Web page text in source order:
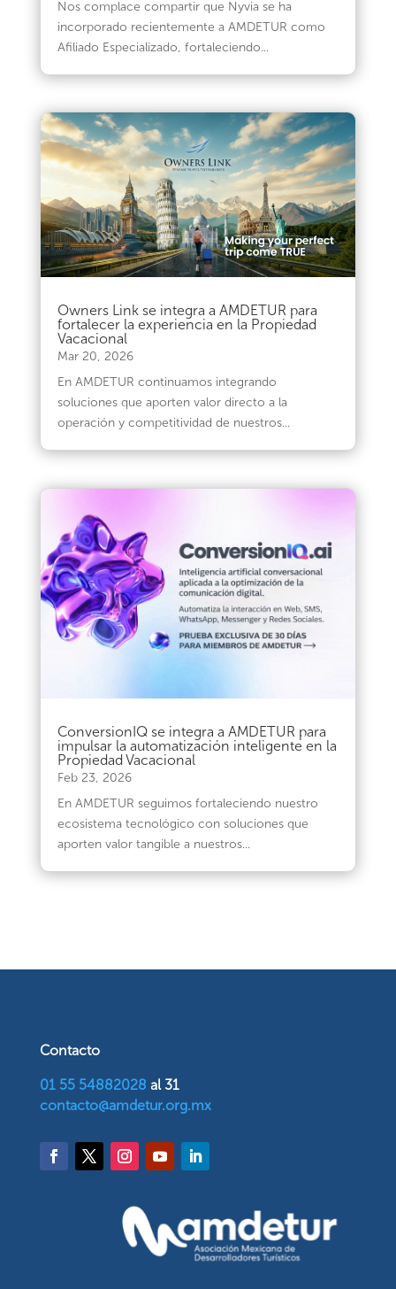
Nos complace compartir que Nyvia se ha
incorporado recientemente a AMDETUR como
Afiliado Especializado, fortaleciendo...
Owners Link se integra a AMDETUR para
fortalecer la experiencia en la Propiedad
Vacacional
Mar 20, 2026
En AMDETUR continuamos integrando
soluciones que aporten valor directo a la
operación y competitividad de nuestros...
ConversionIQ se integra a AMDETUR para
impulsar la automatización inteligente en la
Propiedad Vacacional
Feb 23, 2026
En AMDETUR seguimos fortaleciendo nuestro
ecosistema tecnológico con soluciones que
aporten valor tangible a nuestros...
Contacto
01 55 54882028 al 31
contacto@amdetur.org.mx